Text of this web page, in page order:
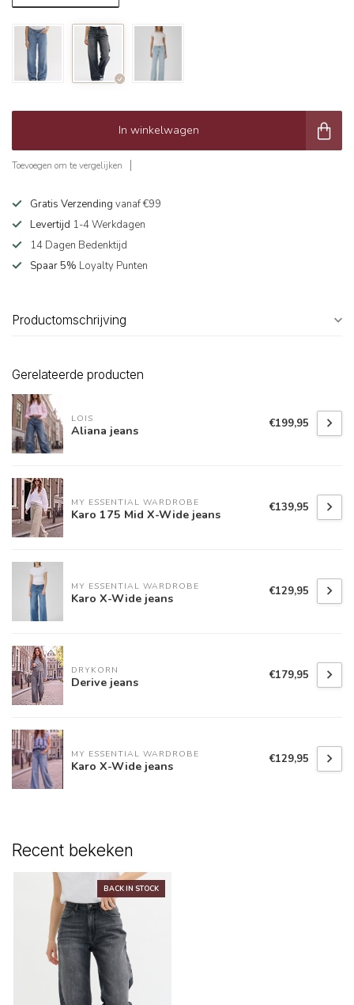
In winkelwagen
Toevoegen om te vergelijken
Gratis Verzending vanaf €99
Levertijd 1-4 Werkdagen
14 Dagen Bedenktijd
Spaar 5% Loyalty Punten
Productomschrijving
Gerelateerde producten
LOIS
Aliana jeans €199,95
MY ESSENTIAL WARDROBE
Karo 175 Mid X-Wide jeans €139,95
MY ESSENTIAL WARDROBE
Karo X-Wide jeans €129,95
DRYKORN
Derive jeans €179,95
MY ESSENTIAL WARDROBE
Karo X-Wide jeans €129,95
Recent bekeken
BACK IN STOCK